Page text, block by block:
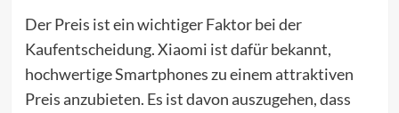
Der Preis ist ein wichtiger Faktor bei der
Kaufentscheidung. Xiaomi ist dafür bekannt,
hochwertige Smartphones zu einem attraktiven
Preis anzubieten. Es ist davon auszugehen, dass